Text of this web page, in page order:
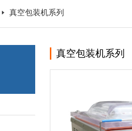
真空包装机系列
真空包装机系列